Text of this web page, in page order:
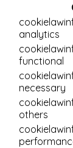
analytics
functional
necessary
others